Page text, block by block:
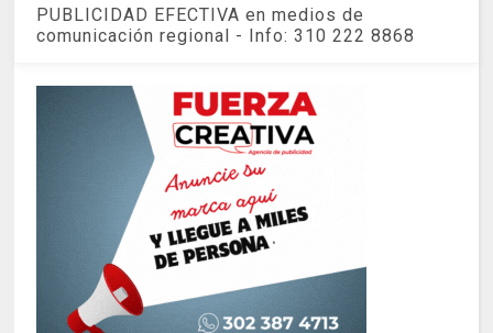
PUBLICIDAD EFECTIVA en medios de
comunicación regional - Info: 310 222 8868